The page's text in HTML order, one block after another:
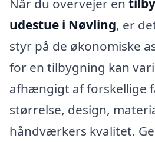
Når du overvejer en
udestue i Nøvling, er
styr på de økonomiske
for en tilbygning kan
afhængigt af forskellige
størrelse, design,
håndværkers kvalitet.